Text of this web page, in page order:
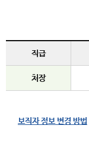
직급
처장
보직자 정보 변경 방법